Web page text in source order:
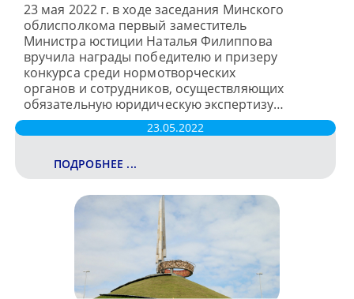
23 мая 2022 г. в ходе заседания Минского
облисполкома первый заместитель
Министра юстиции Наталья Филиппова
вручила награды победителю и призеру
конкурса среди нормотворческих
органов и сотрудников, осуществляющих
обязательную юридическую экспертизу…
23.05.2022
ПОДРОБНЕЕ ...